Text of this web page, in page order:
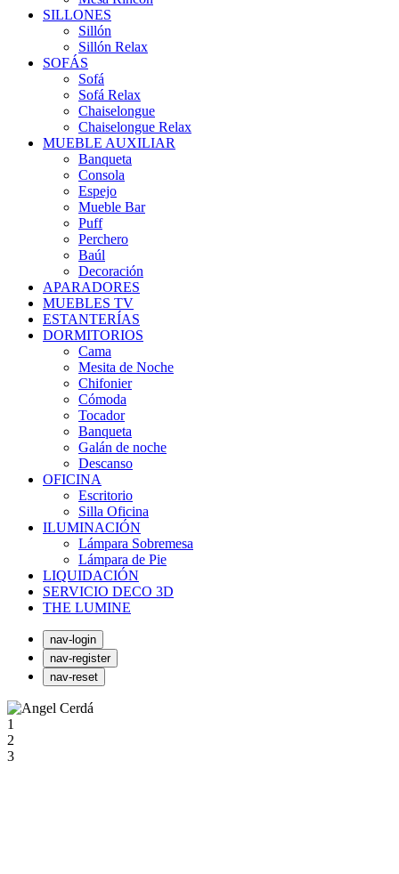
SILLONES
Sillón
Sillón Relax
SOFÁS
Sofá
Sofá Relax
Chaiselongue
Chaiselongue Relax
MUEBLE AUXILIAR
Banqueta
Consola
Espejo
Mueble Bar
Puff
Perchero
Baúl
Decoración
APARADORES
MUEBLES TV
ESTANTERÍAS
DORMITORIOS
Cama
Mesita de Noche
Chifonier
Cómoda
Tocador
Banqueta
Galán de noche
Descanso
OFICINA
Escritorio
Silla Oficina
ILUMINACIÓN
Lámpara Sobremesa
Lámpara de Pie
LIQUIDACIÓN
SERVICIO DECO 3D
THE LUMINE
nav-login
nav-register
nav-reset
1
2
3